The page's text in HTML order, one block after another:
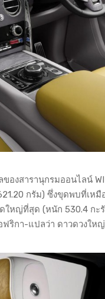
งสารานุกรมออนไลน์
กรัม) ซึ่งขุดพบที่เห
ใหญ่ที่สุด (หนัก 530.4 กะ
อฟริกา-แปลว่า ดาวดวง